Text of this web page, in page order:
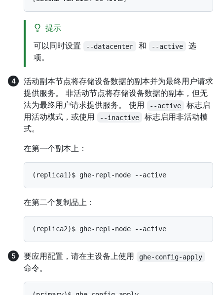
提示
可以同时设置
--datacenter 和 --active
选
项。
活动副本节点将存储设备数据的副本并为最终用户请求
提供服务。 非活动节点将存储设备数据的副本，但无
法为最终用户请求提供服务。 使用
--active
标志启
用活动模式，或使用
--inactive
标志启用非活动模
式。
在第一个副本上：
(replica1)$ ghe-repl-node --active
在第二个复制品上：
(replica2)$ ghe-repl-node --active
要应用配置，请在主设备上使用 ghe-config-apply
命令。